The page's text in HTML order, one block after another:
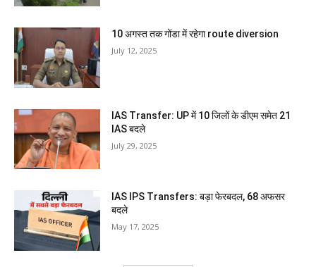
10 अगस्त तक गोंडा में रहेगा route diversion
July 12, 2025
IAS Transfer: UP में 10 जिलों के डीएम समेत 21
IAS बदले
July 29, 2025
IAS IPS Transfers: बड़ा फेरबदल, 68 अफसर
बदले
May 17, 2025